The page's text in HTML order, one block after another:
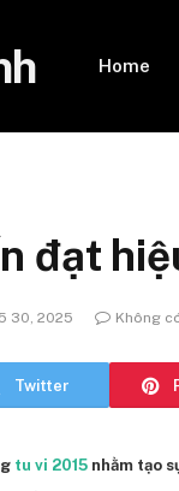
Home
đạt
30, 2025 Không
Twitter
tu vi 2015 nhằm tạo